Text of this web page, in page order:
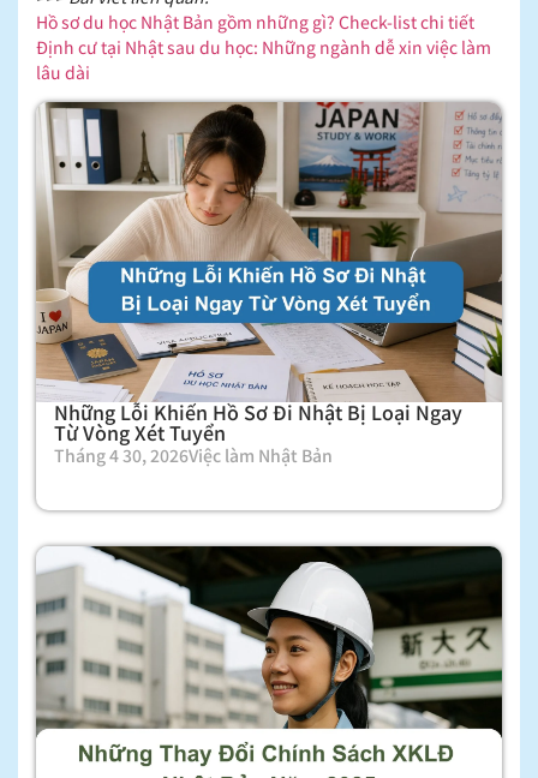
Hồ sơ du học Nhật Bản gồm những gì? Check-list chi tiết
Định cư tại Nhật sau du học: Những ngành dễ xin việc làm
lâu dài
Những Lỗi Khiến Hồ Sơ Đi Nhật Bị Loại Ngay
Từ Vòng Xét Tuyển
Tháng 4 30, 2026Việc làm Nhật Bản